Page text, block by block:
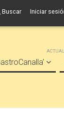
Buscar Iniciar